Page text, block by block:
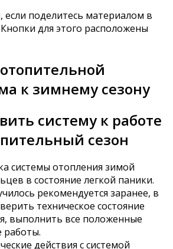
если поделитесь материалом в
для этого расположены
к зимнему сезону
систему к работе
сезон
системы отопления зимой
в состояние легкой паники.
рекомендуется заранее, в
техническое состояние
выполнить все положенные
работы.
действия с системой